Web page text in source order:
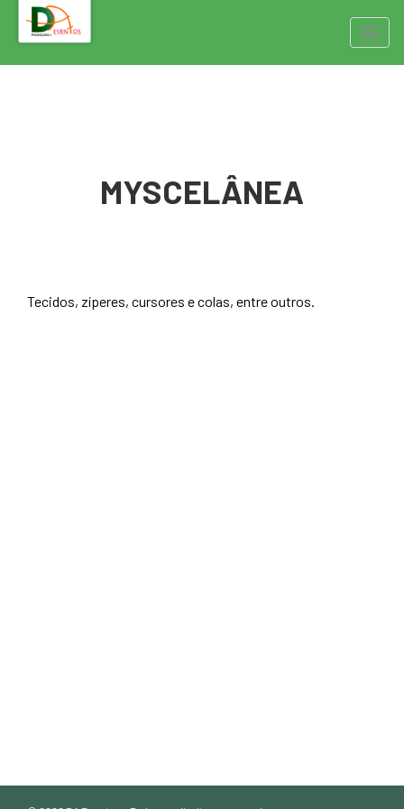
Pular
para
MYSCELÂNEA
Tecidos, zíperes, cursores e colas, entre outros.